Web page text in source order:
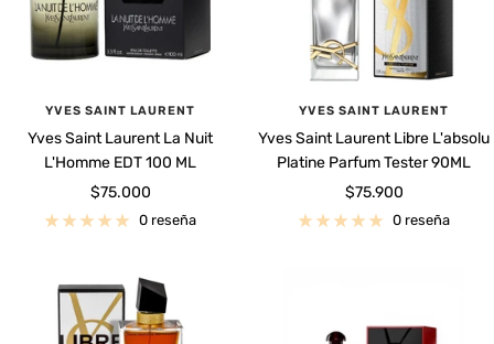
YVES SAINT LAURENT
Yves Saint Laurent La Nuit
L'Homme EDT 100 ML
Precio
de
$75.000
0 reseña
YVES SAINT LAURENT
Yves Saint Laurent Libre L'absolu
Platine Parfum Tester 90ML
Precio
de
$75.900
0 reseña